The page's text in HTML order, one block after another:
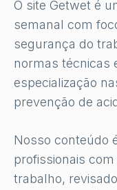
O site Getwet é
semanal com
segurança do
normas técnicas
especialização
prevenção de
Nosso conteúdo
profissionais
trabalho,